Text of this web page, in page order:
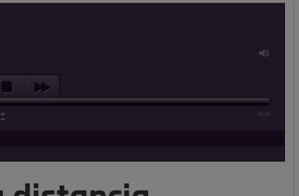
05:46